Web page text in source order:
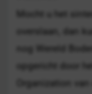
Mocht u het
overslaan, dan
nog Wereld
opgericht door
Organization